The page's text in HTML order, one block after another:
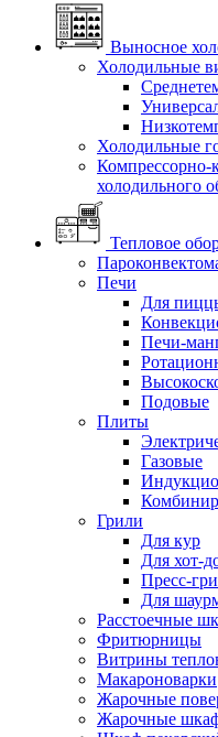
Выносное
Холодильные
Холодильные
Компрессорно-
холодильного
Тепловое
Печи
Для
Печи-
Подовые
Плиты
Газовые
Грили
Для кур
Для хот-
Пресс-
Для
Расстоечные
Фритюрницы
Витрины
Макароноварки
Жарочные
Жарочные